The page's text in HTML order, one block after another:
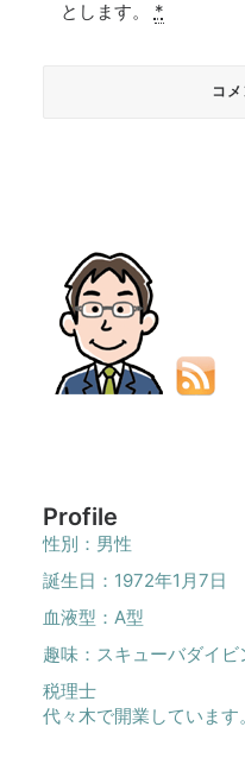
とします。 *
Profile
性別：男性
誕生日：1972年1月7日
血液型：A型
趣味：スキューバダイビ
税理士
代々木で開業しています